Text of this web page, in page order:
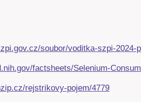
soubor/voditka-szpi-2024-
factsheets/Selenium-
rejstrikovy-pojem/4779